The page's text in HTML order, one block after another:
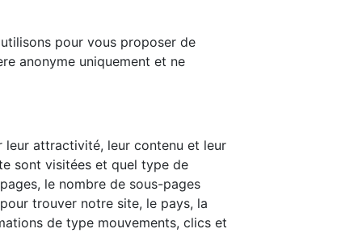
pour vous proposer de
anonyme uniquement et ne
leur attractivité, leur contenu et leur
sont visitées et quel type de
le nombre de sous-pages
trouver notre site, le pays, la
de type mouvements, clics et